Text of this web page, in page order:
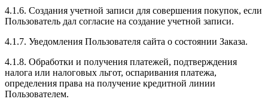
4.1.6. Создания учетной записи для совершения покупок, если
Пользователь дал согласие на создание учетной записи.
4.1.7. Уведомления Пользователя сайта о состоянии Заказа.
4.1.8. Обработки и получения платежей, подтверждения
налога или налоговых льгот, оспаривания платежа,
определения права на получение кредитной линии
Пользователем.